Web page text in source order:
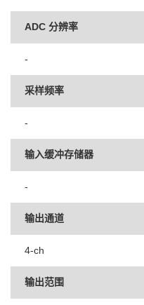
ADC 分辨率
-
采样频率
-
输入缓冲存储器
-
输出通道
4-ch
输出范围